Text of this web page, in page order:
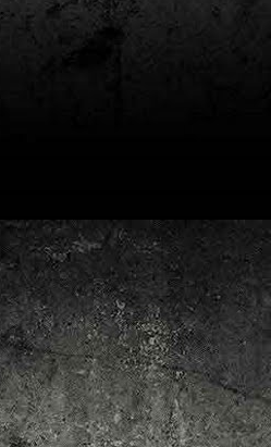
il·lustradors i caricaturistes
sense cap tipus de formació, ben
Cu-Cut!, participant activament en
de presentar les lectures del
lectura de còmics de la Biblioteca
ben variat: un personatge
(i llegida) i una novetat molt